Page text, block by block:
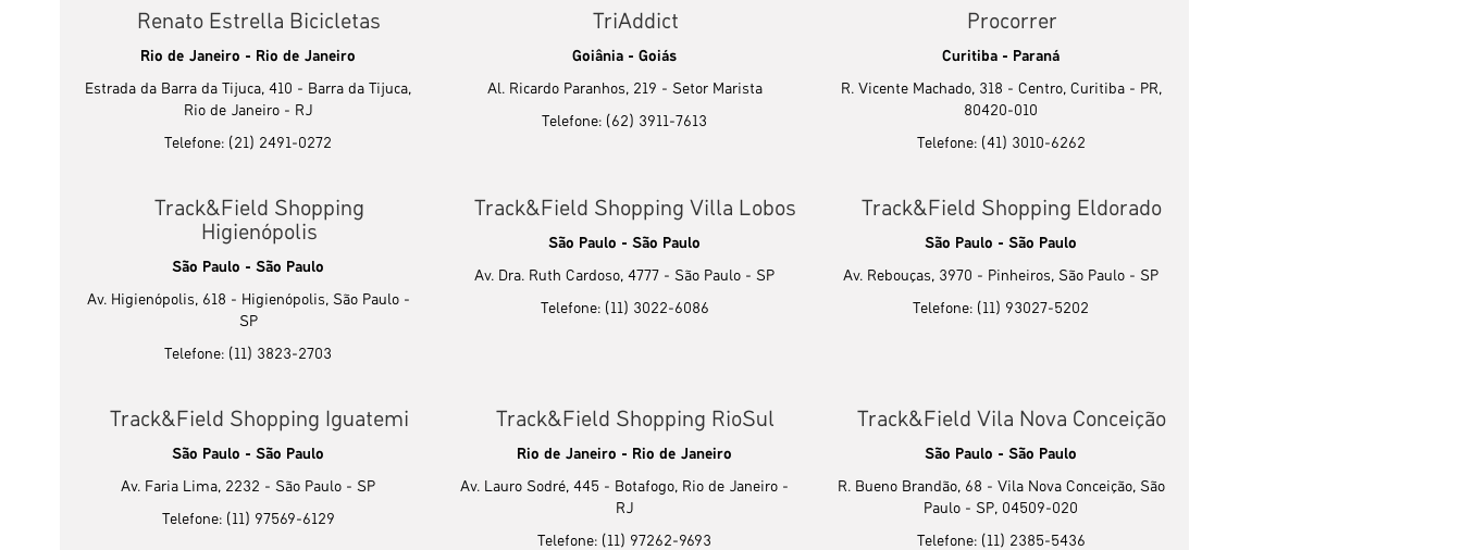
Renato Estrella Bicicletas
Rio de Janeiro - Rio de Janeiro
Estrada da Barra da Tijuca, 410 - Barra da Tijuca,
Rio de Janeiro - RJ
Telefone: (21) 2491-0272
TriAddict
Goiânia - Goiás
Al. Ricardo Paranhos, 219 - Setor Marista
Telefone: (62) 3911-7613
Procorrer
Curitiba - Paraná
R. Vicente Machado, 318 - Centro, Curitiba - PR,
80420-010
Telefone: (41) 3010-6262
Track&Field Shopping
Higienópolis
São Paulo - São Paulo
Av. Higienópolis, 618 - Higienópolis, São Paulo -
SP
Telefone: (11) 3823-2703
Track&Field Shopping Villa Lobos
São Paulo - São Paulo
Av. Dra. Ruth Cardoso, 4777 - São Paulo - SP
Telefone: (11) 3022-6086
Track&Field Shopping Eldorado
São Paulo - São Paulo
Av. Rebouças, 3970 - Pinheiros, São Paulo - SP
Telefone: (11) 93027-5202
Track&Field Shopping Iguatemi
São Paulo - São Paulo
Av. Faria Lima, 2232 - São Paulo - SP
Telefone: (11) 97569-6129
Track&Field Shopping RioSul
Rio de Janeiro - Rio de Janeiro
Av. Lauro Sodré, 445 - Botafogo, Rio de Janeiro -
RJ
Telefone: (11) 97262-9693
Track&Field Vila Nova Conceição
São Paulo - São Paulo
R. Bueno Brandão, 68 - Vila Nova Conceição, São
Paulo - SP, 04509-020
Telefone: (11) 2385-5436